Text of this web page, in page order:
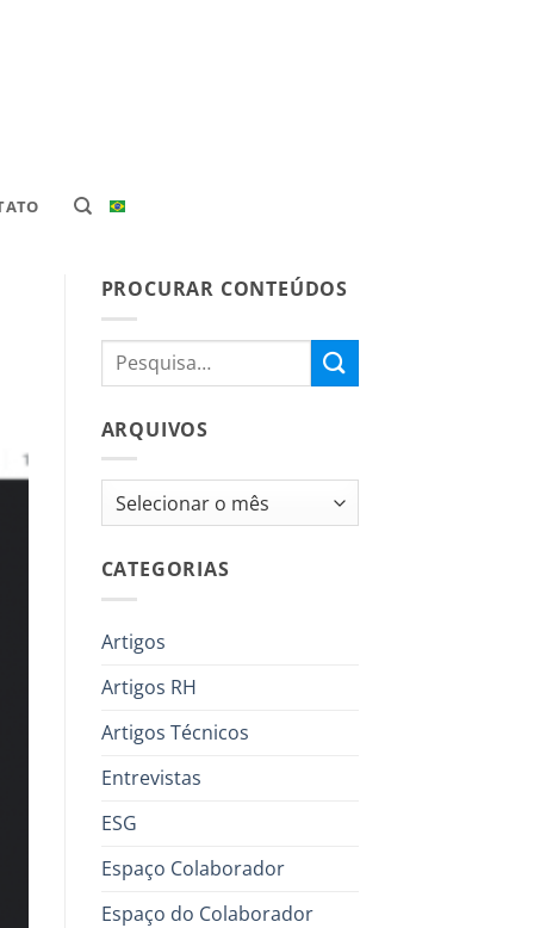
PROCURAR CONTEÚDOS
ARQUIVOS
Arquivos
CATEGORIAS
Artigos
Artigos RH
Artigos Técnicos
Entrevistas
ESG
Espaço Colaborador
Espaço do Colaborador